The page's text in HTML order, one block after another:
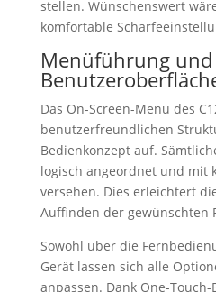
stellen. Wünschenswert
komfortable
Menüführung und
Das On-Screen-Menü des
benutzerfreundlichen
Bedienkonzept auf.
logisch angeordnet und mit
versehen. Dies erleichtert
Auffinden der gewünschten
Sowohl über die
Gerät lassen sich alle
anpassen. Dank One-